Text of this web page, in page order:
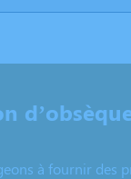
à fournir